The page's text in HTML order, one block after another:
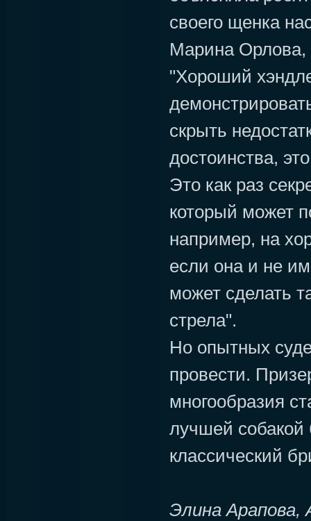
своего щенка
Марина Орлова,
"Хороший
скрыть
достоинства,
Это как раз
который может
например, на
если она и не
может сделать
стрела".
Но опытных
провести.
многообразия
лучшей собакой
классический
Элина Арапова,